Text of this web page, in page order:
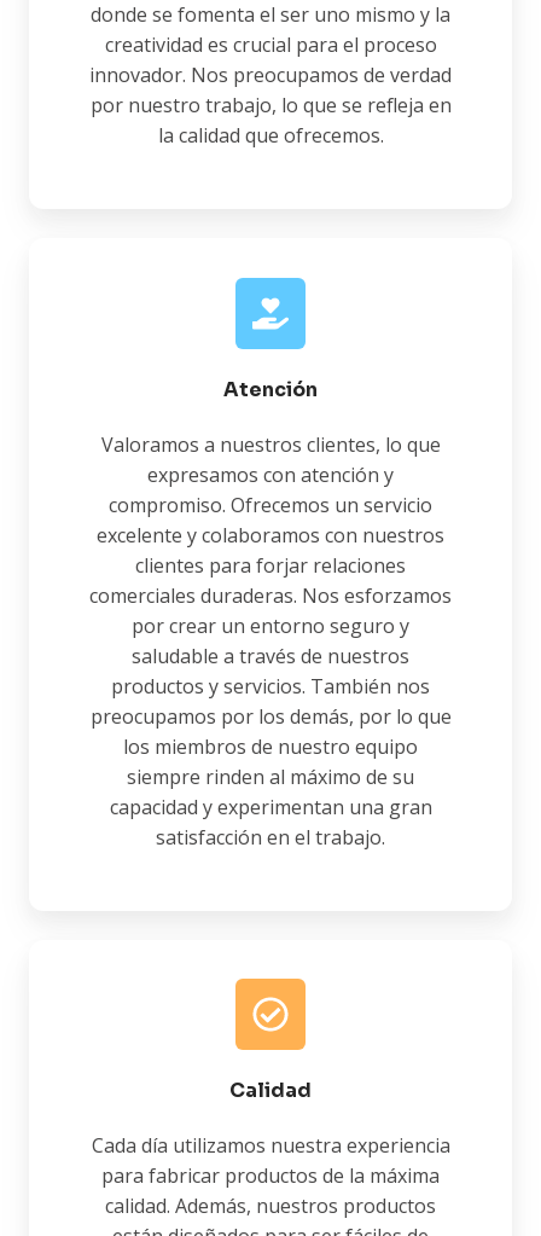
donde se fomenta el ser uno mismo y la
creatividad es crucial para el proceso
innovador. Nos preocupamos de verdad
por nuestro trabajo, lo que se refleja en
la calidad que ofrecemos.
Atención
Valoramos a nuestros clientes, lo que
expresamos con atención y
compromiso. Ofrecemos un servicio
excelente y colaboramos con nuestros
clientes para forjar relaciones
comerciales duraderas. Nos esforzamos
por crear un entorno seguro y
saludable a través de nuestros
productos y servicios. También nos
preocupamos por los demás, por lo que
los miembros de nuestro equipo
siempre rinden al máximo de su
capacidad y experimentan una gran
satisfacción en el trabajo.
Calidad
Cada día utilizamos nuestra experiencia
para fabricar productos de la máxima
calidad. Además, nuestros productos